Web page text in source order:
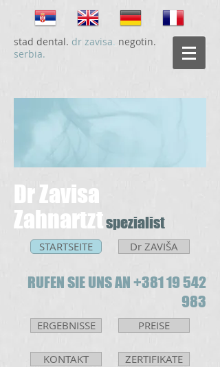
stad dental. dr zavisa. negotin.
serbia.
Dr Zavisa
Zahnartztspezialist
STARTSEITE Dr ZAVIŠA
RUFEN SIE UNS AN +381 19 542
983
ERGEBNISSE PREISE
KONTAKT ZERTIFIKATE